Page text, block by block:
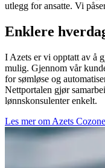
utlegg for ansatte. Vi
Enklere
I Azets er vi opptatt av å
mulig. Gjennom vår
for sømløse og
Nettportalen gjør
lønnskonsulenter enkelt.
Les mer om Azets Cozone